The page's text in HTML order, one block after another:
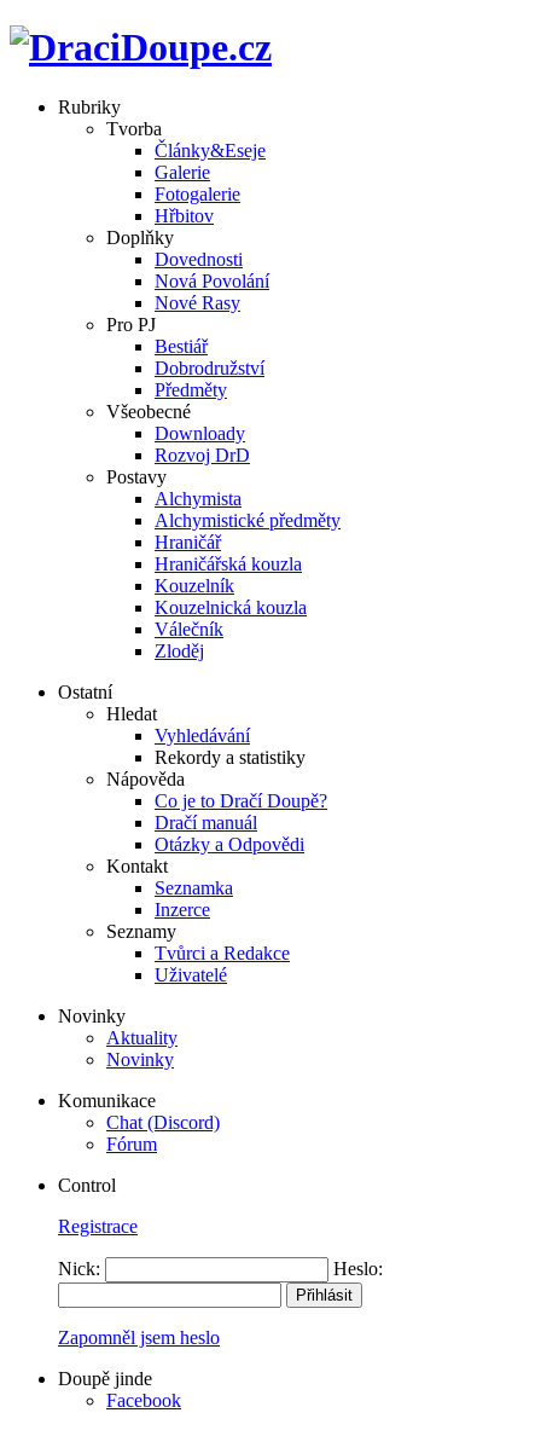
Rubriky
Tvorba
Články&Eseje
Galerie
Fotogalerie
Hřbitov
Doplňky
Dovednosti
Nová Povolání
Nové Rasy
Pro PJ
Bestiář
Dobrodružství
Předměty
Všeobecné
Downloady
Rozvoj DrD
Postavy
Alchymista
Alchymistické předměty
Hraničář
Hraničářská kouzla
Kouzelník
Kouzelnická kouzla
Válečník
Zloděj
Ostatní
Hledat
Vyhledávání
Rekordy a statistiky
Nápověda
Co je to Dračí Doupě?
Dračí manuál
Otázky a Odpovědi
Kontakt
Seznamka
Inzerce
Seznamy
Tvůrci a Redakce
Uživatelé
Novinky
Aktuality
Novinky
Komunikace
Chat (Discord)
Fórum
Control
Registrace
Nick: Heslo:
Zapomněl jsem heslo
Doupě jinde
Facebook